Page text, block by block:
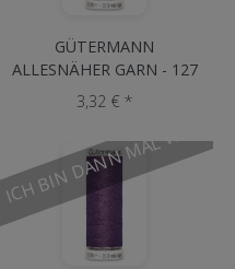
GÜTERMANN
ALLESNÄHER GARN - 127
Taupe
3,32 € *
ICH BIN DANN MAL WEG